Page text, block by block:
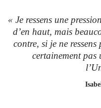
« Je ressens une
d’en haut, mais
contre, si je ne ressens
certainement